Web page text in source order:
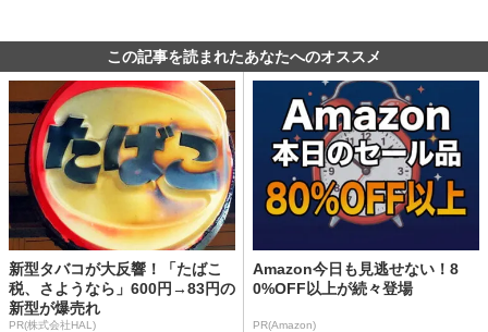
この記事を読まれたあなたへのオススメ
新型タバコが大反響！「たばこ
税、さようなら」600円→83円の
新型が爆売れ
PR(株式会社HAL)
Amazon今日も見逃せない！8
0%OFF以上が続々登場
PR(Amazon)